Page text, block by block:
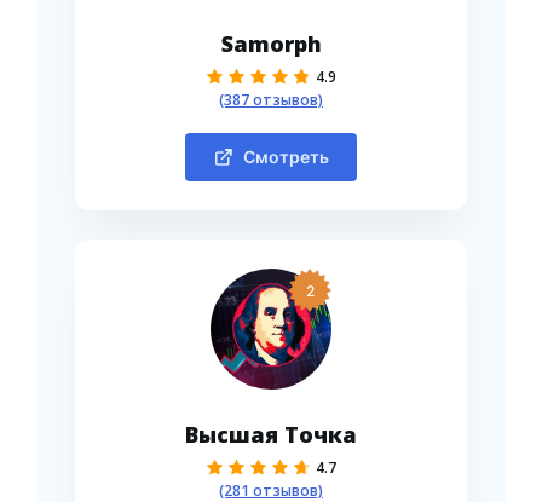
Samorph
4.9
(387 отзывов)
Смотреть
2
Высшая Точка
4.7
(281 отзывов)